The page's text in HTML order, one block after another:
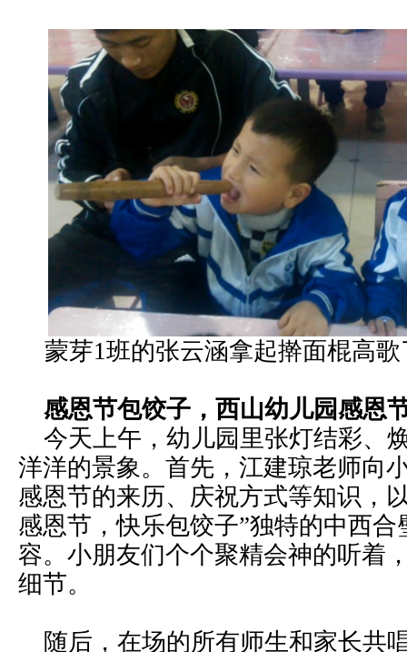
蒙芽1班的张云涵拿起擀面棍高
感恩节包饺子，西山幼儿园感恩
今天上午，幼儿园里张灯结彩、
洋洋的景象。首先，江建琼老师向
感恩节的来历、庆祝方式等知识，
感恩节，快乐包饺子”独特的中西
容。小朋友们个个聚精会神的听着
细节。
随后，在场的所有师生和家长共